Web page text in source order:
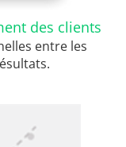
des clients
entre les